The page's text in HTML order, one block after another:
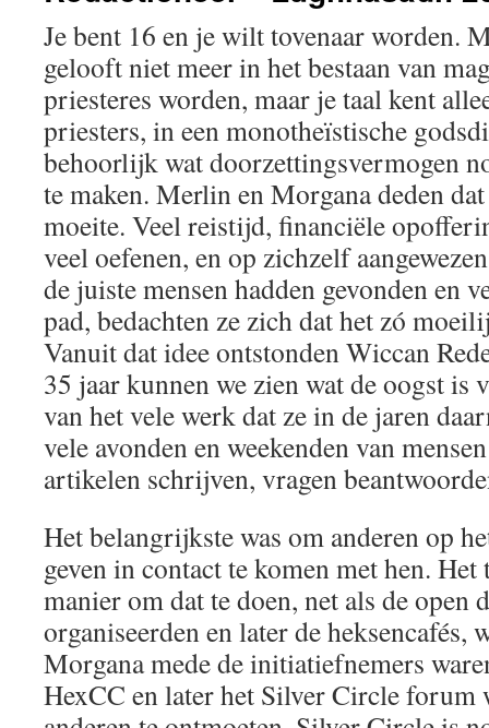
Je bent 16 en je wilt tovenaar worden.
gelooft niet meer in het bestaan van
priesteres worden, maar je taal kent
priesters, in een monotheïstische
behoorlijk wat doorzettingsvermogen
te maken. Merlin en Morgana deden
moeite. Veel reistijd, financiële
veel oefenen, en op zichzelf
de juiste mensen hadden gevonden en
pad, bedachten ze zich dat het zó
Vanuit dat idee ontstonden Wiccan
35 jaar kunnen we zien wat de oogst is
van het vele werk dat ze in de jaren
vele avonden en weekenden van
artikelen schrijven, vragen
Het belangrijkste was om anderen op
geven in contact te komen met hen.
manier om dat te doen, net als de open
organiseerden en later de heksencafés,
Morgana mede de initiatiefnemers
HexCC en later het Silver Circle forum